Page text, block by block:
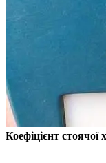
Коефіцієнт